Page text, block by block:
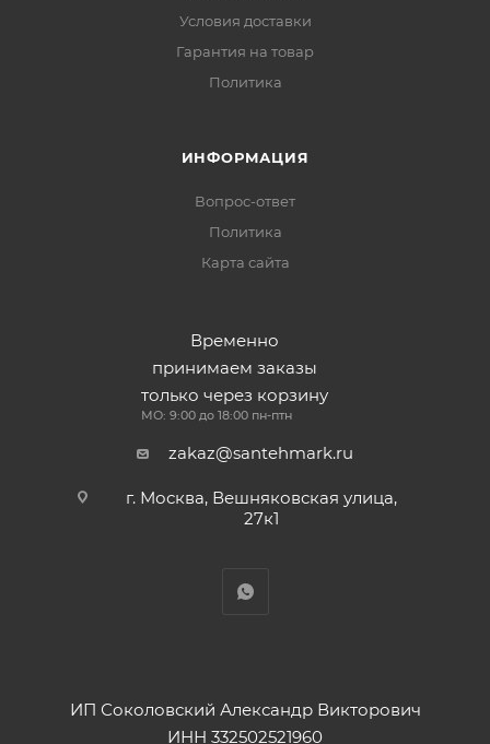
Условия доставки
Гарантия на товар
Политика
ИНФОРМАЦИЯ
Вопрос-ответ
Политика
Карта сайта
Временно
принимаем заказы
только через корзину
МО: 9:00 до 18:00 пн-птн
zakaz@santehmark.ru
г. Москва, Вешняковская улица,
27к1
ИП Соколовский Александр Викторович
ИНН 332502521960